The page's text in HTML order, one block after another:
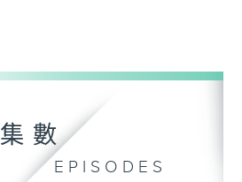
集數
EPISODES